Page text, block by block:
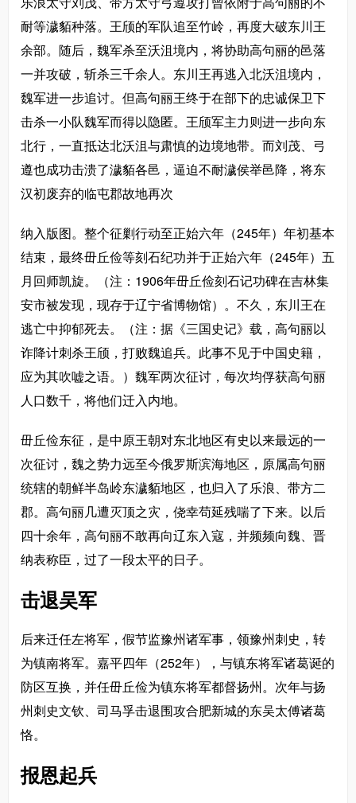
耐等濊貊种落。王颀的军队追至竹岭，再度大破东川王
余部。随后，魏军杀至沃沮境内，将协助高句丽的邑落
一并攻破，斩杀三千余人。东川王再逃入北沃沮境内，
魏军进一步追讨。但高句丽王终于在部下的忠诚保卫下
击杀一小队魏军而得以隐匿。王颀军主力则进一步向东
北行，一直抵达北沃沮与肃慎的边境地带。而刘茂、弓
遵也成功击溃了濊貊各邑，逼迫不耐濊侯举邑降，将东
汉初废弃的临屯郡故地再次
纳入版图。整个征剿行动至正始六年（245年）年初基本
结束，最终毌丘俭等刻石纪功并于正始六年（245年）五
月回师凯旋。（注：1906年毌丘俭刻石记功碑在吉林集
安市被发现，现存于辽宁省博物馆）。不久，东川王在
逃亡中抑郁死去。（注：据《三国史记》载，高句丽以
诈降计刺杀王颀，打败魏追兵。此事不见于中国史籍，
应为其吹嘘之语。）魏军两次征讨，每次均俘获高句丽
人口数千，将他们迁入内地。
毌丘俭东征，是中原王朝对东北地区有史以来最远的一
次征讨，魏之势力远至今俄罗斯滨海地区，原属高句丽
统辖的朝鲜半岛岭东濊貊地区，也归入了乐浪、带方二
郡。高句丽几遭灭顶之灾，侥幸苟延残喘了下来。以后
四十余年，高句丽不敢再向辽东入寇，并频频向魏、晋
纳表称臣，过了一段太平的日子。
击退吴军
后来迁任左将军，假节监豫州诸军事，领豫州刺史，转
为镇南将军。嘉平四年（252年），与镇东将军诸葛诞的
防区互换，并任毌丘俭为镇东将军都督扬州。次年与扬
州刺史文钦、司马孚击退围攻合肥新城的东吴太傅诸葛
恪。
报恩起兵